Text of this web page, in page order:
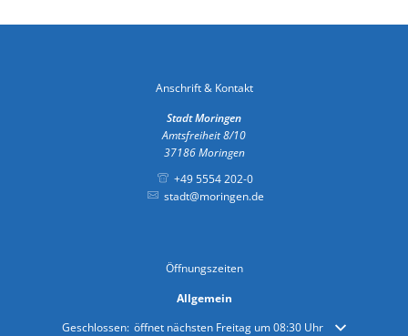
Anschrift & Kontakt
Stadt Moringen
Amtsfreiheit 8/10
37186 Moringen
+49 5554 202-0
stadt@moringen.de
Öffnungszeiten
Allgemein
Klicken, um weitere Öffnungs- oder Schließzeiten auszublenden
Geschlossen: öffnet nächsten Freitag um 08:30 Uhr